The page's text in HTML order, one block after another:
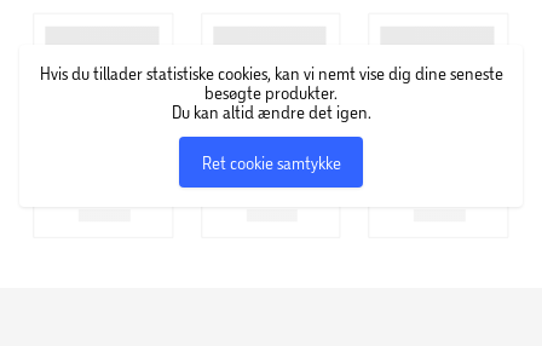
Hos Catrice Cosmetics finder du et stort udvalg af
skønhedsprodukter – lige fra foundation, pudder,
øjenskygge og læbestift til neglelak i alverdens farver,
hudpleje, makeupbørster og andre accessories.
Hvis du tillader statistiske cookies, kan vi nemt vise dig dine seneste
besøgte produkter.
Du kan altid ændre det igen.
Ret cookie samtykke